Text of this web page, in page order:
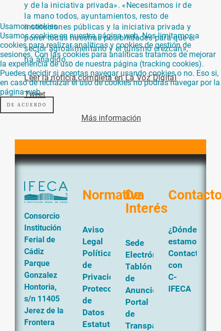
y de la iniciativa privada». «Necesitamos ir de
la mano todos, ayuntamientos, resto de
instituciones públicas y la iniciativa privada y
poner todas nuestras posibilidades para que el
sector agroalimentario y el turismo crezcan»,
ha añadido...
Leer la noticia completa en La Voz Digital
Tweet
Consorcio
Institución
Ferial de
Cádiz
Parque
Gonzalez
Hontoria,
s/n 11405
Jerez de la
Frontera
Normativa
Aviso
Legal
Política
de
Privacidad
Protección
de
Datos
Estatutos
De
Interés
Sede
Electrónica
Tablón
de
Anuncios
Portal
de
Transparencia
¿Dónde
estamos?
Contacta
con
C-
IFECA
Usamos cookies
Usamos cookies en nuestra página web. Nos limitamos a
cookies para realizar analíticas y cookies de gestión de
sesiones. Con las cookies para analíticas tratamos de mejorar
la experiencia de uso de nuestra página (tracking cookies).
Puedes decidir si aceptas navegar usando cookies o no. Eso si,
en caso de rechazar el uso de cookies no podrás navegar por la
página web.
DE ACUERDO
Más información